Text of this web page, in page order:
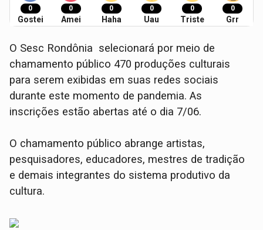
0
Gostei
0
Amei
0
Haha
0
Uau
0
Triste
0
Grr
O Sesc Rondônia selecionará por meio de
chamamento público 470 produções culturais
para serem exibidas em suas redes sociais
durante este momento de pandemia. As
inscrições estão abertas até o dia 7/06.
O chamamento público abrange artistas,
pesquisadores, educadores, mestres de tradição
e demais integrantes do sistema produtivo da
cultura.